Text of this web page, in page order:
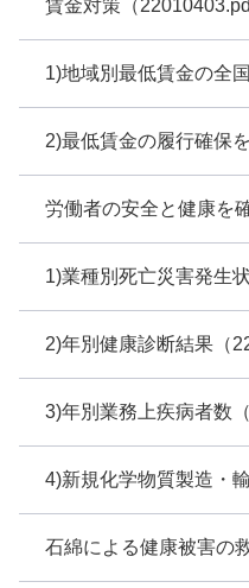
賃金対策（
1)地域別最低賃金の全
2)最低賃金の履行確保
労働者の安全と健康を
1)業種別死亡災害発生
2)年別健康診断結果（
3)年別業務上疾病者数
4)新規化学物質製造・
石綿による健康被害の